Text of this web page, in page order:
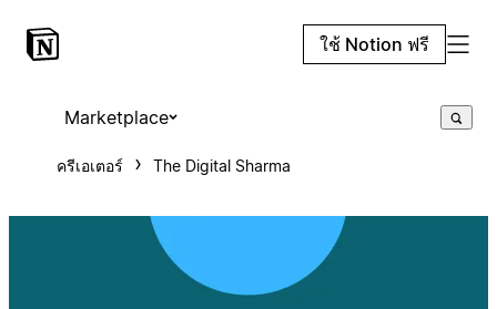
ใช้ Notion ฟรี
Marketplace
ครีเอเตอร์ The Digital Sharma